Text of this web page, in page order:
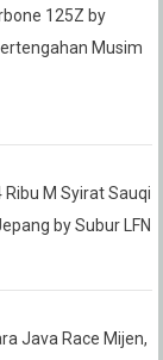
125Z by
Musim
Ribu M Syirat Sauqi
by Subur LFN
Java Race Mijen,